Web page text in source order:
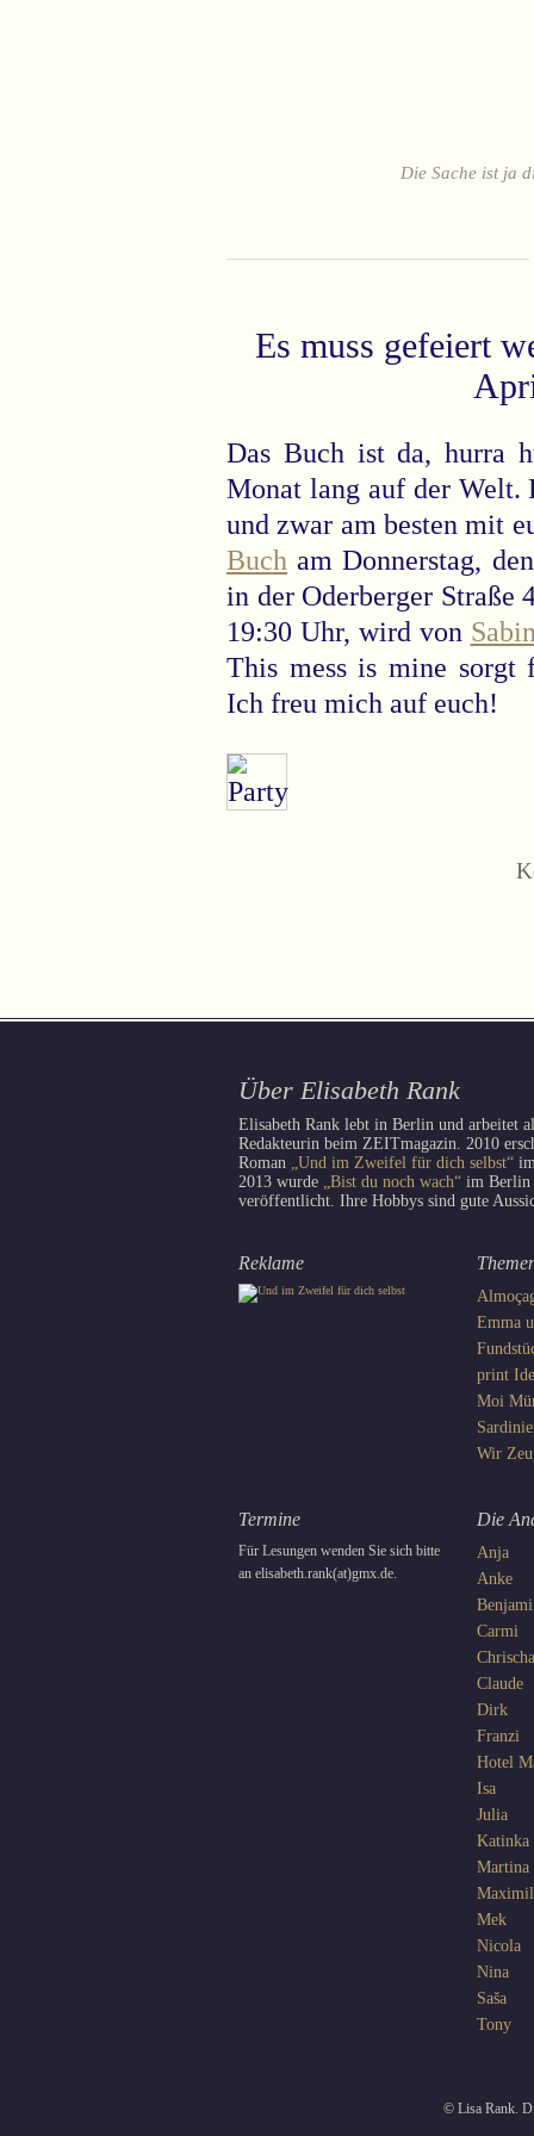
Die Sache ist ja
Es muss gefeiert
Das Buch ist da, hurra
Monat lang auf der Welt.
und zwar am besten mit
Buch am Donnerstag,
in der Oderberger Straße
19:30 Uhr, wird von
This mess is mine sorgt
Ich freu mich auf euch!
Über Elisabeth Rank
Elisabeth Rank lebt in Berlin und arbeitet
Redakteurin beim ZEITmagazin. 2010
Roman
„Und im Zweifel für dich selbst“
2013 wurde
„Bist du noch wach“ im Berlin
veröffentlicht. Ihre Hobbys sind gute
Reklame
Emma
print
Moi
Wir
Termine
Für Lesungen wenden Sie sich bitte
an elisabeth.rank(at)gmx.de.
Die
Anja
Anke
Carmi
Chrischa
Claude
Dirk
Franzi
Hotel
Isa
Julia
Katinka
Martina
Mek
Nicola
Nina
Saša
Tony
© Lisa Rank.